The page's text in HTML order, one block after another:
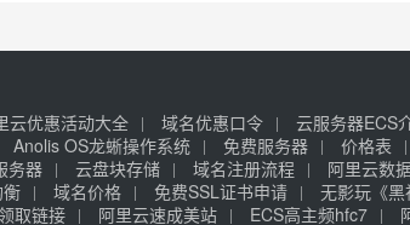
云优惠活动大全 域名优惠口令 云服务器ECS
Anolis OS龙蜥操作系统 免费服务器 价格表
务器 云盘块存储 域名注册流程 阿里云数
域名价格 免费SSL证书申请 无影玩《黑
取链接 阿里云速成美站 ECS高主频hfc7